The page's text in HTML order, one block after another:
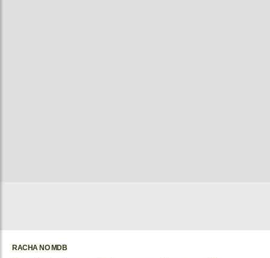
RACHA NO MDB